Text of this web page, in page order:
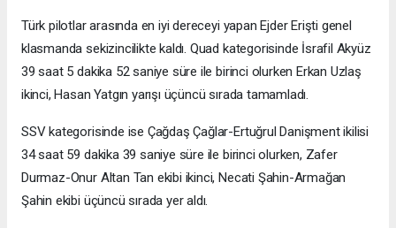
Türk pilotlar arasında en iyi dereceyi yapan Ejder Erişti genel
klasmanda sekizincilikte kaldı. Quad kategorisinde İsrafil Akyüz
39 saat 5 dakika 52 saniye süre ile birinci olurken Erkan Uzlaş
ikinci, Hasan Yatgın yarışı üçüncü sırada tamamladı.
SSV kategorisinde ise Çağdaş Çağlar-Ertuğrul Danişment ikilisi
34 saat 59 dakika 39 saniye süre ile birinci olurken, Zafer
Durmaz-Onur Altan Tan ekibi ikinci, Necati Şahin-Armağan
Şahin ekibi üçüncü sırada yer aldı.